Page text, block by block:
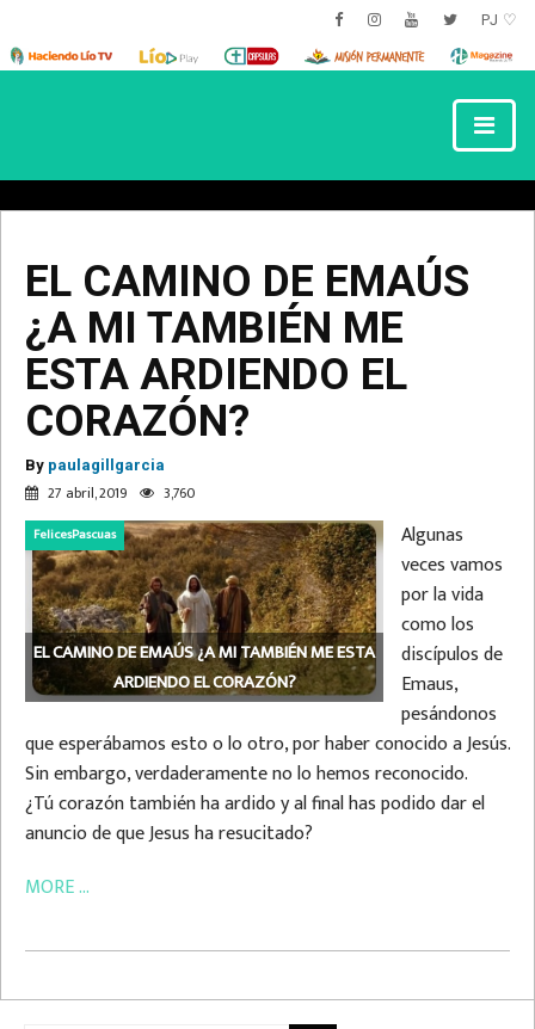
PJ ♡
EL CAMINO DE EMAÚS
¿A MI TAMBIÉN ME
ESTA ARDIENDO EL
CORAZÓN?
By paulagillgarcia
27 abril, 2019 3,760
FelicesPascuas
EL CAMINO DE EMAÚS ¿A MI TAMBIÉN ME ESTA
ARDIENDO EL CORAZÓN?
Algunas
veces vamos
por la vida
como los
discípulos de
Emaus,
pesándonos
que esperábamos esto o lo otro, por haber conocido a Jesús.
Sin embargo, verdaderamente no lo hemos reconocido.
¿Tú corazón también ha ardido y al final has podido dar el
anuncio de que Jesus ha resucitado?
MORE ...